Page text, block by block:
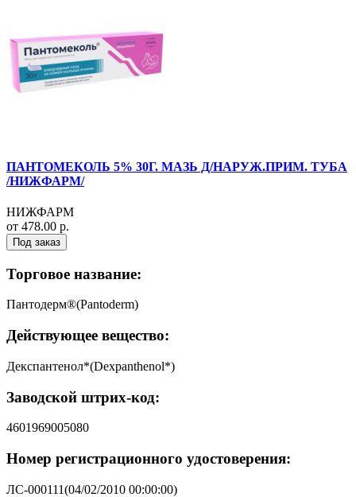
ПАНТОМЕКОЛЬ 5% 30Г. МАЗЬ Д/НАРУЖ.ПРИМ. ТУБА
/НИЖФАРМ/
НИЖФАРМ
от 478.00 р.
Под заказ
Торговое название:
Пантодерм®(Pantoderm)
Действующее вещество:
Декспантенол*(Dexpanthenol*)
Заводской штрих-код:
4601969005080
Номер регистрационного удостоверения:
ЛС-000111(04/02/2010 00:00:00)